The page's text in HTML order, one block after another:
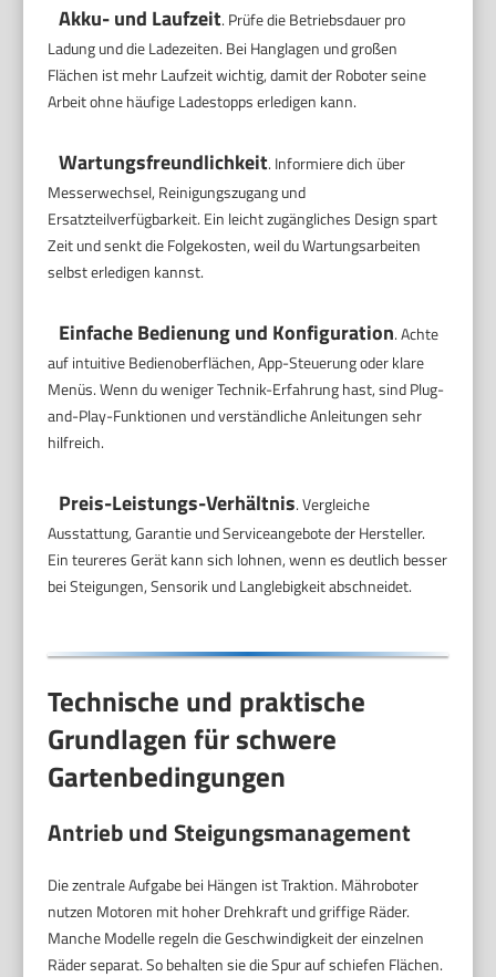
Akku- und Laufzeit. Prüfe die Betriebsdauer pro
Ladung und die Ladezeiten. Bei Hanglagen und großen
Flächen ist mehr Laufzeit wichtig, damit der Roboter seine
Arbeit ohne häufige Ladestopps erledigen kann.
Wartungsfreundlichkeit. Informiere dich über
Messerwechsel, Reinigungszugang und
Ersatzteilverfügbarkeit. Ein leicht zugängliches Design spart
Zeit und senkt die Folgekosten, weil du Wartungsarbeiten
selbst erledigen kannst.
Einfache Bedienung und Konfiguration. Achte
auf intuitive Bedienoberflächen, App-Steuerung oder klare
Menüs. Wenn du weniger Technik-Erfahrung hast, sind Plug-
and-Play-Funktionen und verständliche Anleitungen sehr
hilfreich.
Preis-Leistungs-Verhältnis. Vergleiche
Ausstattung, Garantie und Serviceangebote der Hersteller.
Ein teureres Gerät kann sich lohnen, wenn es deutlich besser
bei Steigungen, Sensorik und Langlebigkeit abschneidet.
Technische und praktische
Grundlagen für schwere
Gartenbedingungen
Antrieb und Steigungsmanagement
Die zentrale Aufgabe bei Hängen ist Traktion. Mähroboter
nutzen Motoren mit hoher Drehkraft und griffige Räder.
Manche Modelle regeln die Geschwindigkeit der einzelnen
Räder separat. So behalten sie die Spur auf schiefen Flächen.